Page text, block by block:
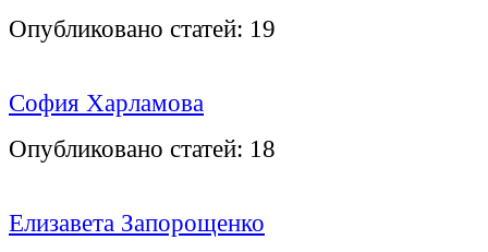
Опубликовано статей: 19
София Харламова
Опубликовано статей: 18
Елизавета Запорощенко